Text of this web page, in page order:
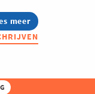
meer